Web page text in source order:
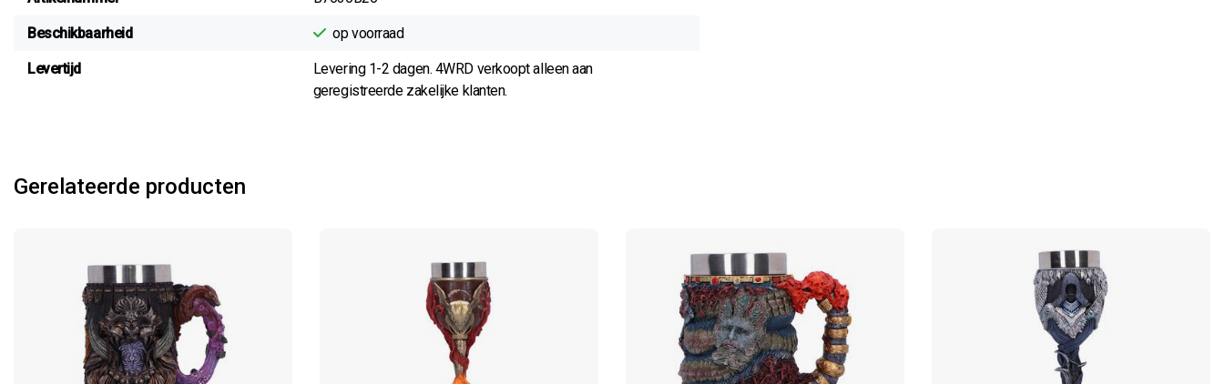
Beschikbaarheid op voorraad
Levertijd
Levering 1-2 dagen. 4WRD verkoopt alleen aan
geregistreerde zakelijke klanten.
Gerelateerde producten